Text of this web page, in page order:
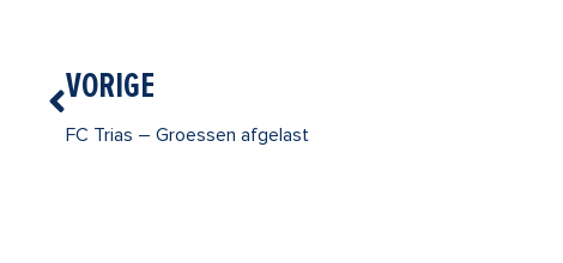
Vorige
VORIGE
FC Trias – Groessen afgelast